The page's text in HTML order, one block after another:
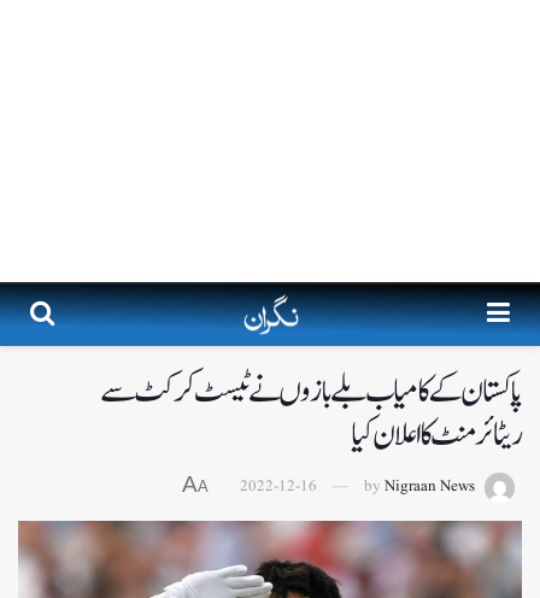
پاکستان کے کامیاب بلے بازوں نے ٹیسٹ کرکٹ سے
ریٹائرمنٹ کا اعلان کیا
by Nigraan News
2022-12-16
A
A